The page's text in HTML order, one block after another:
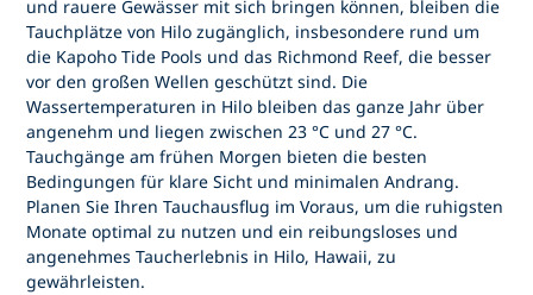
und rauere Gewässer mit sich bringen können, bleiben die
Tauchplätze von Hilo zugänglich, insbesondere rund um
die Kapoho Tide Pools und das Richmond Reef, die besser
vor den großen Wellen geschützt sind. Die
Wassertemperaturen in Hilo bleiben das ganze Jahr über
angenehm und liegen zwischen 23 °C und 27 °C.
Tauchgänge am frühen Morgen bieten die besten
Bedingungen für klare Sicht und minimalen Andrang.
Planen Sie Ihren Tauchausflug im Voraus, um die ruhigsten
Monate optimal zu nutzen und ein reibungsloses und
angenehmes Taucherlebnis in Hilo, Hawaii, zu
gewährleisten.